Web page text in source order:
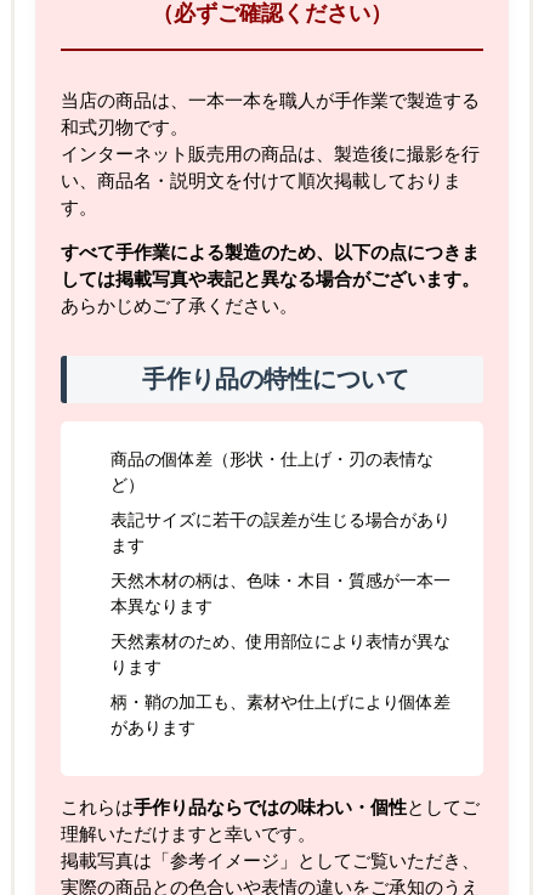
（必ずご確認ください）
当店の商品は、一本一本を職人が手作業で製造する
和式刃物です。
インターネット販売用の商品は、製造後に撮影を行
い、商品名・説明文を付けて順次掲載しておりま
す。
すべて手作業による製造のため、以下の点につきま
しては掲載写真や表記と異なる場合がございます。
あらかじめご了承ください。
手作り品の特性について
商品の個体差（形状・仕上げ・刃の表情な
ど）
表記サイズに若干の誤差が生じる場合があり
ます
天然木材の柄は、色味・木目・質感が一本一
本異なります
天然素材のため、使用部位により表情が異な
ります
柄・鞘の加工も、素材や仕上げにより個体差
があります
これらは手作り品ならではの味わい・個性としてご
理解いただけますと幸いです。
掲載写真は「参考イメージ」としてご覧いただき、
実際の商品との色合いや表情の違いをご承知のうえ